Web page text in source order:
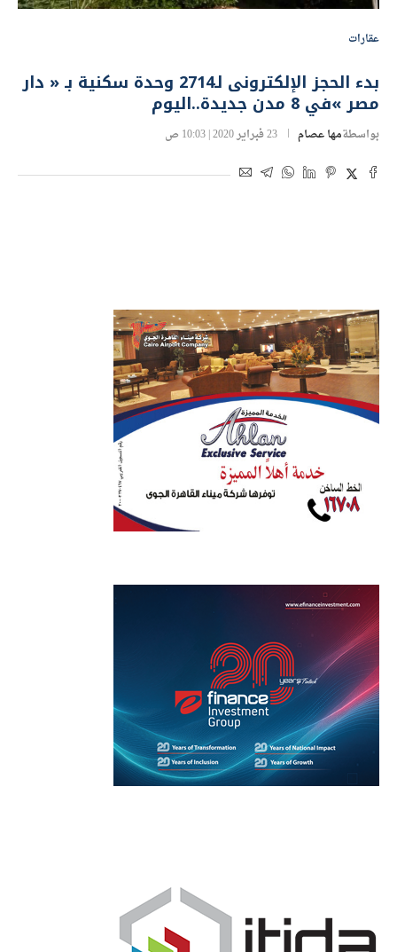
عقارات
بدء الحجز الإلكترونى لـ2714 وحدة سكنية بـ « دار
مصر »في 8 مدن جديدة..اليوم
بواسطةمها عصام 23 فبراير 2020 | 10:03 ص